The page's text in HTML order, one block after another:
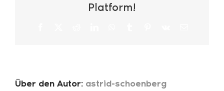
Platform!
Über den Autor: astrid-schoenberg